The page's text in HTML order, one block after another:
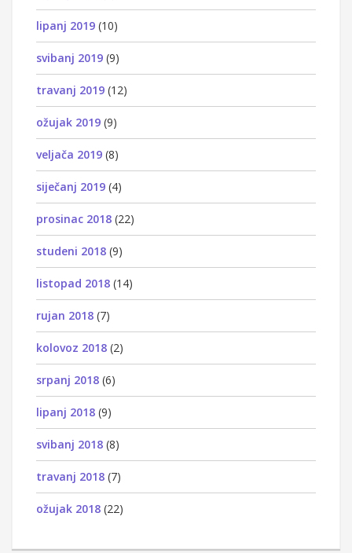
lipanj 2019 (10)
svibanj 2019 (9)
travanj 2019 (12)
ožujak 2019 (9)
veljača 2019 (8)
siječanj 2019 (4)
prosinac 2018 (22)
studeni 2018 (9)
listopad 2018 (14)
rujan 2018 (7)
kolovoz 2018 (2)
srpanj 2018 (6)
lipanj 2018 (9)
svibanj 2018 (8)
travanj 2018 (7)
ožujak 2018 (22)